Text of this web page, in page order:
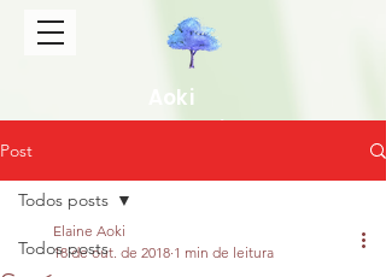
Aoki
Gakkai
Post
Todos posts
Todos posts
Elaine Aoki
18 de out. de 2018 1 min de leitura